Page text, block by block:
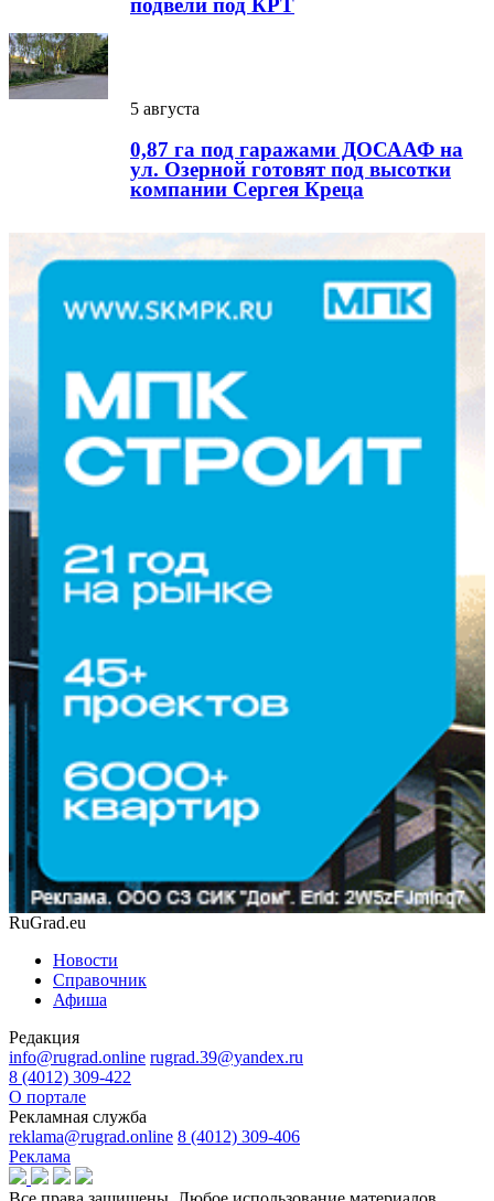
5 августа
0,87 га под гаражами ДОСААФ на
ул. Озерной готовят под высотки
компании Сергея Креца
RuGrad.eu
Новости
Справочник
Афиша
Редакция
info@rugrad.online rugrad.39@yandex.ru
8 (4012) 309-422
О портале
Рекламная служба
reklama@rugrad.online 8 (4012) 309-406
Реклама